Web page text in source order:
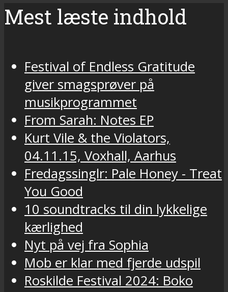
Mest læste indhold
Festival of Endless Gratitude
giver smagsprøver på
musikprogrammet
From Sarah: Notes EP
Kurt Vile & the Violators,
04.11.15, Voxhall, Aarhus
Fredagssinglr: Pale Honey - Treat
You Good
10 soundtracks til din lykkelige
kærlighed
Nyt på vej fra Sophia
Mob er klar med fjerde udspil
Roskilde Festival 2024: Boko